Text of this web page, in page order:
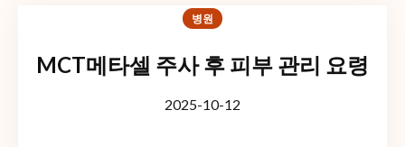
병원
MCT메타셀 주사 후 피부 관리 요령
2025-10-12